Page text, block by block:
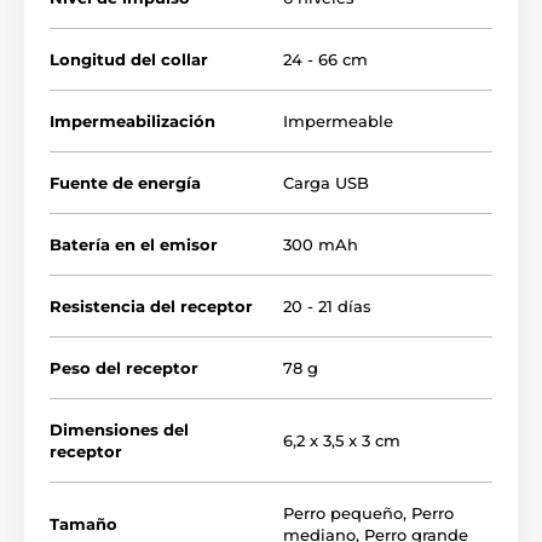
Longitud del collar 24 - 66 cm
Impermeabilización Impermeable
Fuente de energía Carga USB
Batería en el emisor 300 mAh
Resistencia del receptor 20 - 21 días
Peso del receptor 78 g
Dimensiones del
receptor
6,2 x 3,5 x 3 cm
Tamaño
Perro pequeño, Perro
mediano, Perro grande